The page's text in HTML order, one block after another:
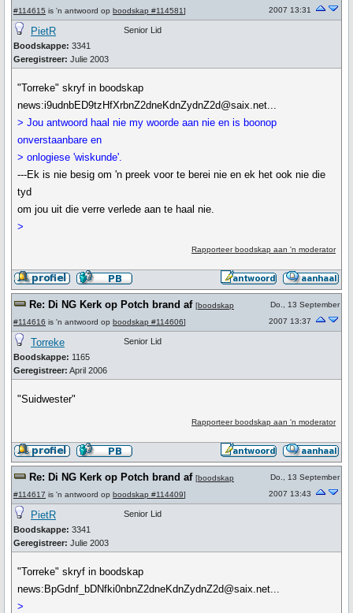
#114615 is 'n antwoord op boodskap #114581]
2007 13:31
PietR
Boodskappe: 3341
Geregistreer: Julie 2003
Senior Lid
"Torreke" skryf in boodskap
news:i9udnbED9tzHfXrbnZ2dneKdnZydnZ2d@saix.net...
> Jou antwoord haal nie my woorde aan nie en is boonop
onverstaanbare en
> onlogiese 'wiskunde'.
---Ek is nie besig om 'n preek voor te berei nie en ek het ook nie die
tyd
om jou uit die verre verlede aan te haal nie.
>
Rapporteer boodskap aan 'n moderator
Re: Di NG Kerk op Potch brand af [boodskap
#114616 is 'n antwoord op boodskap #114606]
Do., 13 September
2007 13:37
Torreke
Boodskappe: 1165
Geregistreer: April 2006
Senior Lid
"Suidwester"
Rapporteer boodskap aan 'n moderator
Re: Di NG Kerk op Potch brand af [boodskap
#114617 is 'n antwoord op boodskap #114409]
Do., 13 September
2007 13:43
PietR
Boodskappe: 3341
Geregistreer: Julie 2003
Senior Lid
"Torreke" skryf in boodskap
news:BpGdnf_bDNfki0nbnZ2dneKdnZydnZ2d@saix.net...
>